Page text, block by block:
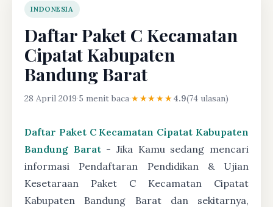
INDONESIA
Daftar Paket C Kecamatan
Cipatat Kabupaten
Bandung Barat
28 April 2019·5 menit baca·★★★★★4.9(74 ulasan)
Daftar Paket C Kecamatan Cipatat Kabupaten
Bandung Barat- Jika Kamu sedang mencari
informasi Pendaftaran Pendidikan & Ujian
Kesetaraan Paket C Kecamatan Cipatat
Kabupaten Bandung Barat dan sekitarnya,